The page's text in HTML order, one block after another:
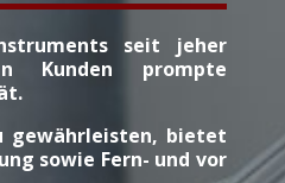
seit jeher
Kunden prompte
gewährleisten, bietet
sowie Fern- und vor